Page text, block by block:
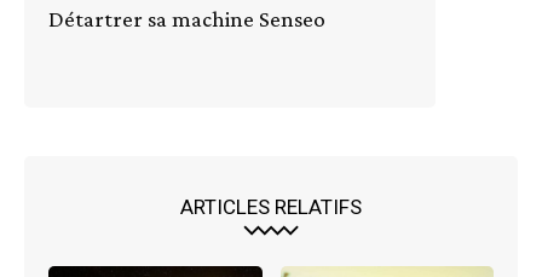
Détartrer sa machine Senseo
ARTICLES RELATIFS